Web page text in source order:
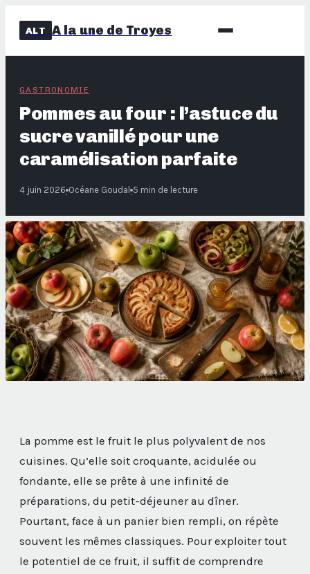
ALT A la une de Troyes
GASTRONOMIE
Pommes au four : l’astuce du
sucre vanillé pour une
caramélisation parfaite
4 juin 2026· Océane Goudal · 5 min de lecture
La pomme est le fruit le plus polyvalent de nos
cuisines. Qu’elle soit croquante, acidulée ou
fondante, elle se prête à une infinité de
préparations, du petit-déjeuner au dîner.
Pourtant, face à un panier bien rempli, on répète
souvent les mêmes classiques. Pour exploiter tout
le potentiel de ce fruit, il suffit de comprendre